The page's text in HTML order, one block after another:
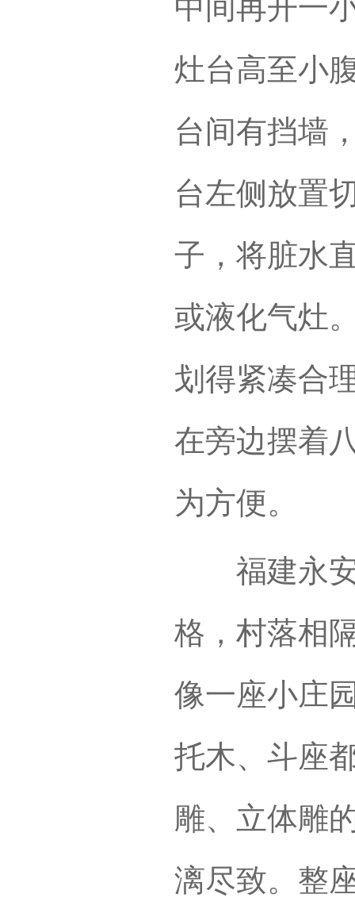
中间再开一
灶台高至小
台间有挡墙
台左侧放置
子，将脏水
或液化气灶
划得紧凑合
在旁边摆着
为方便。
福建永安
格，村落相
像一座小庄
托木、斗座
雕、立体雕
漓尽致。整